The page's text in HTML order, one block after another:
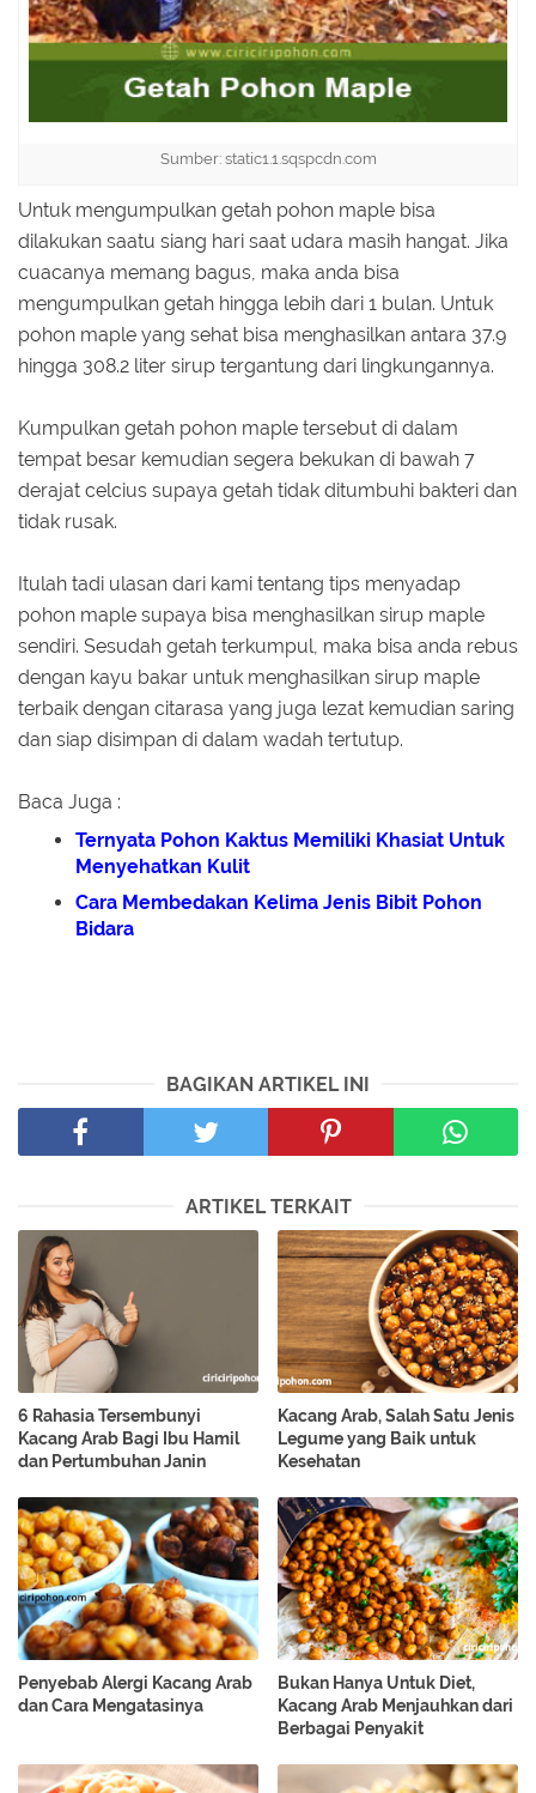
Sumber: static1.1.sqspcdn.com
Untuk mengumpulkan getah pohon maple bisa
dilakukan saatu siang hari saat udara masih hangat. Jika
cuacanya memang bagus, maka anda bisa
mengumpulkan getah hingga lebih dari 1 bulan. Untuk
pohon maple yang sehat bisa menghasilkan antara 37.9
hingga 308.2 liter sirup tergantung dari lingkungannya.
Kumpulkan getah pohon maple tersebut di dalam
tempat besar kemudian segera bekukan di bawah 7
derajat celcius supaya getah tidak ditumbuhi bakteri dan
tidak rusak.
Itulah tadi ulasan dari kami tentang tips menyadap
pohon maple supaya bisa menghasilkan sirup maple
sendiri. Sesudah getah terkumpul, maka bisa anda rebus
dengan kayu bakar untuk menghasilkan sirup maple
terbaik dengan citarasa yang juga lezat kemudian saring
dan siap disimpan di dalam wadah tertutup.
Baca Juga :
Ternyata Pohon Kaktus Memiliki Khasiat Untuk
Menyehatkan Kulit
Cara Membedakan Kelima Jenis Bibit Pohon
Bidara
BAGIKAN ARTIKEL INI
ARTIKEL TERKAIT
6 Rahasia Tersembunyi
Kacang Arab Bagi Ibu Hamil
dan Pertumbuhan Janin
Kacang Arab, Salah Satu Jenis
Legume yang Baik untuk
Kesehatan
Penyebab Alergi Kacang Arab
dan Cara Mengatasinya
Bukan Hanya Untuk Diet,
Kacang Arab Menjauhkan dari
Berbagai Penyakit